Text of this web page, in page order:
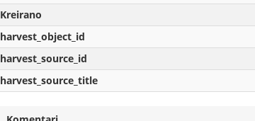
Kreirаno
harvest_object_id
harvest_source_id
harvest_source_title